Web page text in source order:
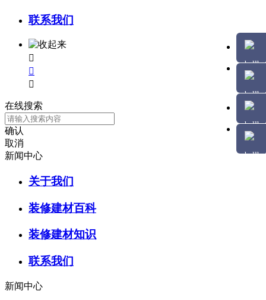
联系我们



在线搜索
确认
取消
新闻中心
关于我们
装修建材百科
装修建材知识
联系我们
新闻中心